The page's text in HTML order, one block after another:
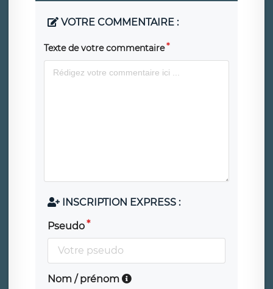
VOTRE COMMENTAIRE :
Texte de votre commentaire
INSCRIPTION EXPRESS :
Pseudo
Nom / prénom